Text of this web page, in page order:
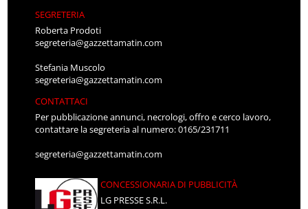
SEGRETERIA
Roberta Prodoti
segreteria@gazzettamatin.com
Stefania Muscolo
segreteria@gazzettamatin.com
CONTATTACI
Per pubblicazione annunci, necrologi, offro e cerco lavoro,
contattare la segreteria al numero: 0165/231711
segreteria@gazzettamatin.com
CONCESSIONARIA DI PUBBLICITÀ
LG PRESSE S.R.L.